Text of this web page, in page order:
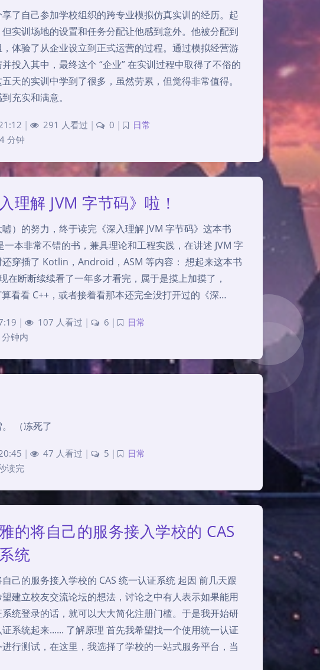
了自己参加学校组织的跨专业模拟仿真实训的经历。起
实训场地的设置和任务分配让他感到意外。他被分配到
体验了从企业设立到正式运营的过程。通过模拟经营游
投入其中，最终这个 “企业” 在实训过程中取得了不俗的
天的实训中学到了很多，虽然劳累，但觉得非常值得。
充实和满意。
| 291 人看过 | 0 |
日常
4 分钟
理解 JVM 字节码》啦！
）的努力，终于读完《深入理解 JVM 字节码》这本书
一本非常不错的书，兼具理论和工程实践，在讲述 JVM 字
穿插了 Kotlin，Android，ASM 等内容： 想起来这本书
在断断续续看了一年多才看完，属于是摸上加摸了，
看看 C++，或者接着看那本还完全没打开过的《深…
| 107 人看过 | 6 |
日常
分钟内
（冻死了
| 47 人看过 | 5 |
日常
读完
的将自己的服务接入学校的 CAS
统
己的服务接入学校的 CAS 统一认证系统 起因 前几天跟
建立校友交流论坛的想法，讨论之中有人表示如果能用
统登录的话，就可以大大简化注册门槛。于是我开始研
系统起来...... 了解原理 首先我希望找一个使用统一认证
行测试，在这里，我选择了学校的一站式服务平台，当